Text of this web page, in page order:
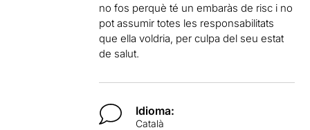
no fos perquè té un embaràs de risc i no
pot assumir totes les responsabilitats
que ella voldria, per culpa del seu estat
de salut.
Idioma:
Català